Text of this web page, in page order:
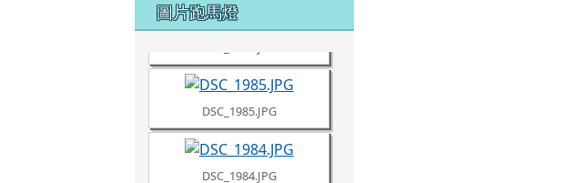
圖片跑馬燈
DSC_1986.JPG
DSC_1985.JPG
DSC_1984.JPG